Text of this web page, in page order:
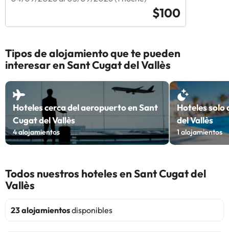
$100
Tipos de alojamiento que te pueden
interesar en Sant Cugat del Vallès
Hoteles cerca del aeropuerto en Sant
Cugat del Vallès
4alojamientos
Hoteles solo
del Vallès
1alojamientos
Todos nuestros hoteles en Sant Cugat del
Vallès
23 alojamientosdisponibles